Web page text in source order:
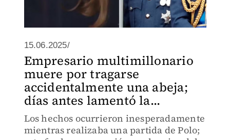
15.06.2025/
Empresario multimillonario
muere por tragarse
accidentalmente una abeja;
días antes lamentó la...
Los hechos ocurrieron inesperadamente
mientras realizaba una partida de Polo;